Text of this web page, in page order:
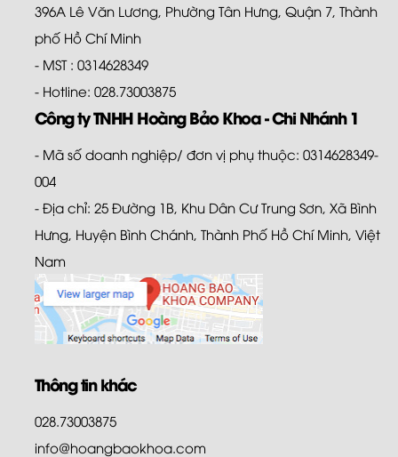
396A Lê Văn Lương, Phường Tân Hưng, Quận 7, Thành
phố Hồ Chí Minh
- MST : 0314628349
- Hotline: 028.73003875
Công ty TNHH Hoàng Bảo Khoa - Chi Nhánh 1
- Mã số doanh nghiệp/ đơn vị phụ thuộc: 0314628349-
004
- Địa chỉ: 25 Đường 1B, Khu Dân Cư Trung Sơn, Xã Bình
Hưng, Huyện Bình Chánh, Thành Phố Hồ Chí Minh, Việt
Nam
Thông tin khác
028.73003875
info@hoangbaokhoa.com